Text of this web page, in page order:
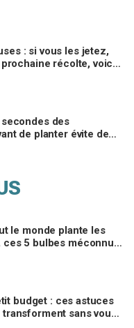
: si vous les jetez,
récolte, voici
des
de planter évite de
le monde plante les
ces 5 bulbes méconnus
budget : ces astuces
sans vous